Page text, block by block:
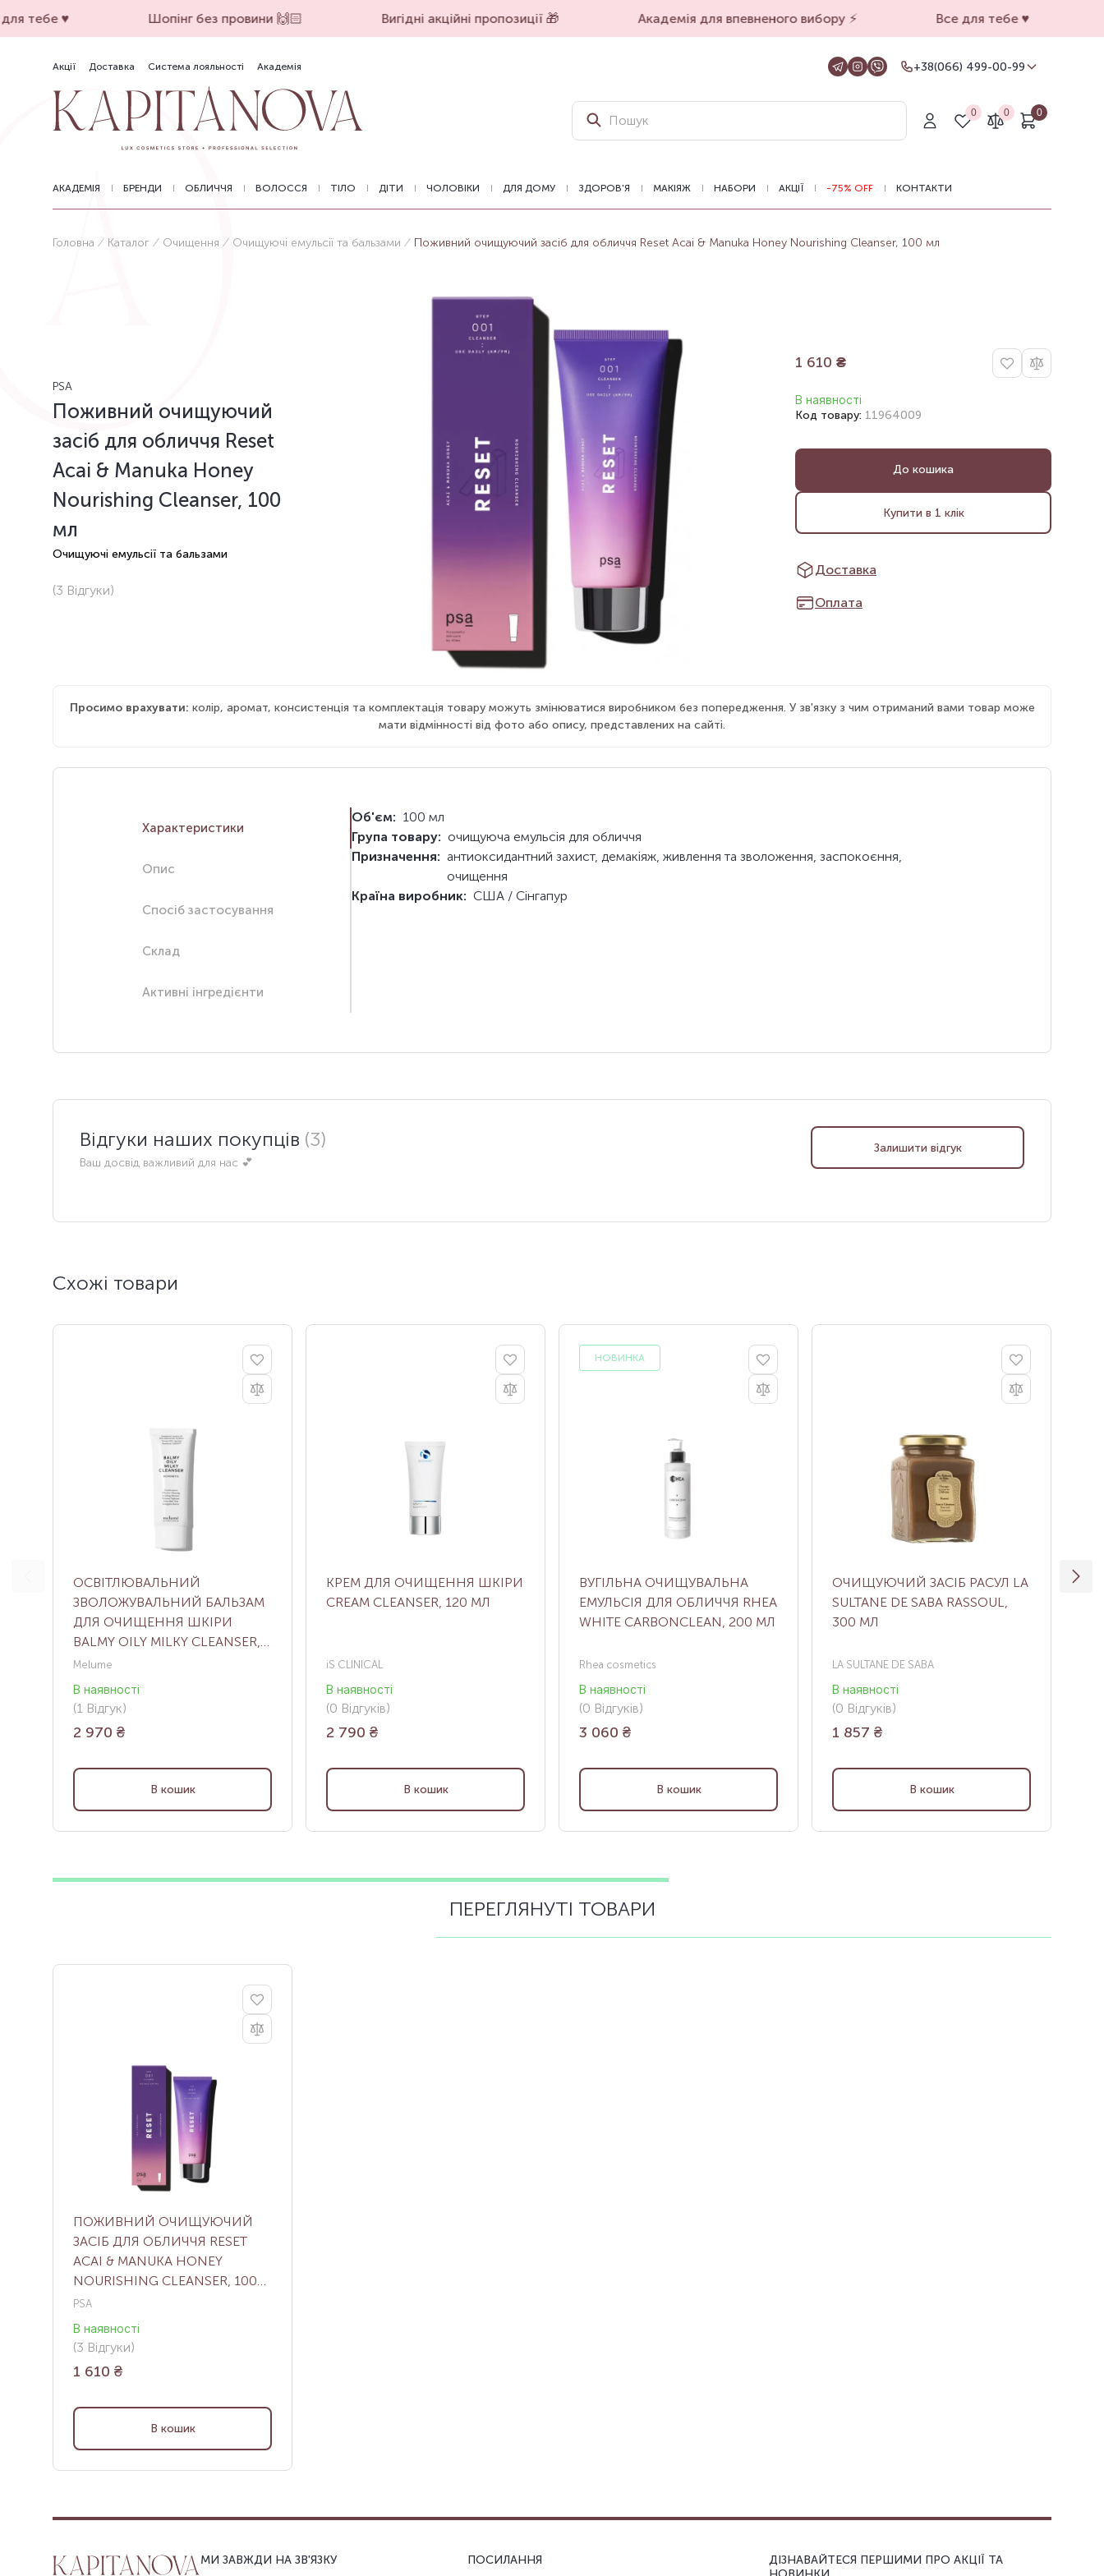
тебе ♥️ Шопінг без провини 🙌🏻 Вигідні акційні пропозиції 🎁 Академія для впевненого вибору ⚡️ Все для тебе ♥️
Акції Доставка Система лояльності Академія
+38(066) 499-00-99
Для замовлень на сайті
+38(099) 069-90-00
Магазин Харків
Оформлення замовлень на сайті
0 0 0
АКАДЕМІЯ БРЕНДИ ОБЛИЧЧЯ ВОЛОССЯ ТІЛО ДІТИ ЧОЛОВІКИ ДЛЯ ДОМУ ЗДОРОВ'Я МАКІЯЖ НАБОРИ АКЦІЇ -75% OFF КОНТАКТИ
Головна Каталог Очищення Очищуючі емульсії та бальзами Поживний очищуючий засіб для обличчя Reset Acai & Manuka Honey Nourishing Cleanser, 100 мл
PSA
Поживний очищуючий
засіб для обличчя Reset
Acai & Manuka Honey
Nourishing Cleanser, 100
мл
Очищуючі емульсії та бальзами
(3 Відгуки)
1 610 ₴
В наявності
Код товару: 11964009
До кошика
Купити в 1 клік
Доставка
Оплата
Просимо врахувати: колір, аромат, консистенція та комплектація товару можуть змінюватися виробником без попередження. У зв'язку з чим отриманий вами товар може
мати відмінності від фото або опису, представлених на сайті.
Характеристики
Опис
Спосіб застосування
Склад
Активні інгредієнти
Об'єм: 100 мл
Група товару: очищуюча емульсія для обличчя
Призначення: антиоксидантний захист, демакіяж, живлення та зволоження, заспокоєння,
очищення
Країна виробник: США / Сінгапур
Відгуки наших покупців (3)
Ваш досвід важливий для нас 💕
Залишити відгук
Схожі товари
ОСВІТЛЮВАЛЬНИЙ
ЗВОЛОЖУВАЛЬНИЙ БАЛЬЗАМ
ДЛЯ ОЧИЩЕННЯ ШКІРИ
BALMY OILY MILKY CLEANSER,
125 МЛ
Melume
В наявності
(1 Відгук)
2 970 ₴
В кошик
КРЕМ ДЛЯ ОЧИЩЕННЯ ШКІРИ
CREAM CLEANSER, 120 МЛ
iS CLINICAL
В наявності
(0 Відгуків)
2 790 ₴
В кошик
НОВИНКА
ВУГІЛЬНА ОЧИЩУВАЛЬНА
ЕМУЛЬСІЯ ДЛЯ ОБЛИЧЧЯ RHEA
WHITE CARBONCLEAN, 200 МЛ
Rhea cosmetics
В наявності
(0 Відгуків)
3 060 ₴
В кошик
ОЧИЩУЮЧИЙ ЗАСІБ РАСУЛ LA
SULTANE DE SABA RASSOUL,
300 МЛ
LA SULTANE DE SABA
В наявності
(0 Відгуків)
1 857 ₴
В кошик
ПЕРЕГЛЯНУТІ ТОВАРИ
ПОЖИВНИЙ ОЧИЩУЮЧИЙ
ЗАСІБ ДЛЯ ОБЛИЧЧЯ RESET
ACAI & MANUKA HONEY
NOURISHING CLEANSER, 100
МЛ
PSA
В наявності
(3 Відгуки)
1 610 ₴
В кошик
МИ ЗАВЖДИ НА ЗВ'ЯЗКУ ПОСИЛАННЯ
ДІЗНАВАЙТЕСЯ ПЕРШИМИ ПРО АКЦІЇ ТА